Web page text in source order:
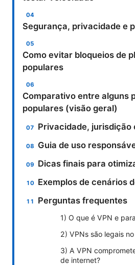
Segurança, privacidade e
Como evitar bloqueios de
populares
Comparativo entre alguns
populares (visão geral)
Privacidade, jurisdição
Guia de uso
Dicas finais para
Exemplos de cenários
Perguntas frequentes
1) O que é VPN e
2) VPNs são legais no
3) A VPN
de internet?